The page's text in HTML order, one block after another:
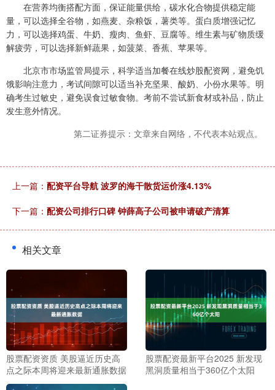
在营养均衡搭配方面，保证能量供给，碳水化合物提供稳定能
量，可以选择全谷物，如燕麦、杂粮饭，薯类等。蛋白质增强记忆
力，可以选择鸡蛋、牛奶、瘦肉、鱼虾、豆腐等。维生素与矿物质缓
解疲劳，可以选择新鲜蔬果，如菠菜、香蕉、苹果等。
北京市市场监管局提示，科学适当加餐在线炒股配资网，避免饥
饿影响注意力，考试间隙可以适当补充坚果、酸奶、小份水果等。明
确考生过敏史，避免误食过敏食物。考前不尝试新食材或补品，防止
发生意外情况。
第二证券提示：文章来自网络，不代表本站观点。
上一篇： 配资平台导航 波罗的海干散货运价涨4.13%
下一篇： 配资公司排行口碑 钟薛高子公司被申请破产清算
相关文章
股票配资资质 美股逼近历史高
点之际本周将迎来最新通胀数据
股票配资最新平台2025 新发现
黑洞质量相当于360亿个太阳